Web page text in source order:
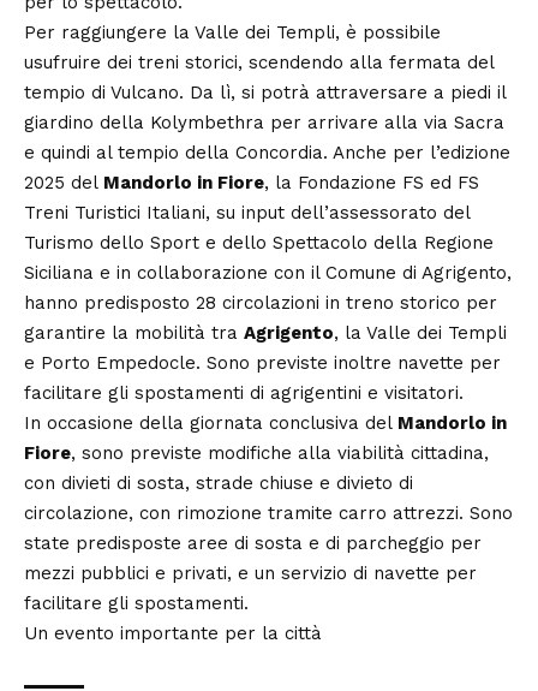
Per raggiungere la Valle dei Templi, è possibile
usufruire dei treni storici, scendendo alla fermata del
tempio di Vulcano. Da lì, si potrà attraversare a piedi il
giardino della Kolymbethra per arrivare alla via Sacra
e quindi al tempio della Concordia. Anche per l’edizione
2025 del Mandorlo in Fiore, la Fondazione FS ed FS
Treni Turistici Italiani, su input dell’assessorato del
Turismo dello Sport e dello Spettacolo della Regione
Siciliana e in collaborazione con il Comune di Agrigento,
hanno predisposto 28 circolazioni in treno storico per
garantire la mobilità tra Agrigento, la Valle dei Templi
e Porto Empedocle. Sono previste inoltre navette per
facilitare gli spostamenti di agrigentini e visitatori.
In occasione della giornata conclusiva del Mandorlo in
Fiore, sono previste modifiche alla viabilità cittadina,
con divieti di sosta, strade chiuse e divieto di
circolazione, con rimozione tramite carro attrezzi. Sono
state predisposte aree di sosta e di parcheggio per
mezzi pubblici e privati, e un servizio di navette per
facilitare gli spostamenti.
Un evento importante per la città